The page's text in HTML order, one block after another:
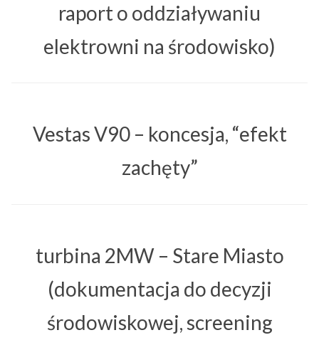
raport o oddziaływaniu
elektrowni na środowisko)
Vestas V90 – koncesja, “efekt
zachęty”
turbina 2MW – Stare Miasto
(dokumentacja do decyzji
środowiskowej, screening